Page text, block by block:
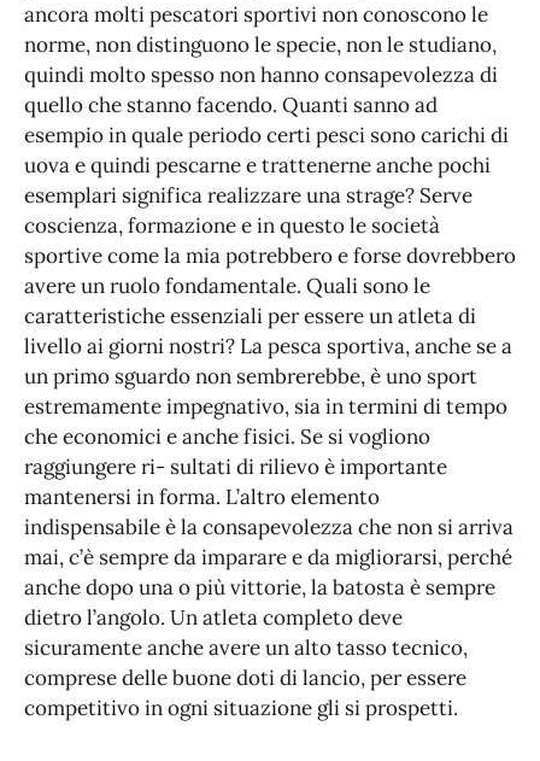
ancora molti pescatori sportivi non conoscono le
norme, non distinguono le specie, non le studiano,
quindi molto spesso non hanno consapevolezza di
quello che stanno facendo. Quanti sanno ad
esempio in quale periodo certi pesci sono carichi di
uova e quindi pescarne e trattenerne anche pochi
esemplari significa realizzare una strage? Serve
coscienza, formazione e in questo le società
sportive come la mia potrebbero e forse dovrebbero
avere un ruolo fondamentale. Quali sono le
caratteristiche essenziali per essere un atleta di
livello ai giorni nostri? La pesca sportiva, anche se a
un primo sguardo non sembrerebbe, è uno sport
estremamente impegnativo, sia in termini di tempo
che economici e anche fisici. Se si vogliono
raggiungere ri- sultati di rilievo è importante
mantenersi in forma. L’altro elemento
indispensabile è la consapevolezza che non si arriva
mai, c’è sempre da imparare e da migliorarsi, perché
anche dopo una o più vittorie, la batosta è sempre
dietro l’angolo. Un atleta completo deve
sicuramente anche avere un alto tasso tecnico,
comprese delle buone doti di lancio, per essere
competitivo in ogni situazione gli si prospetti.